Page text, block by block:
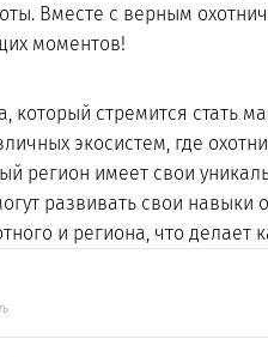
Вместе с верным
моментов!
который стремится стать
экосистем, где
регион имеет свои
развивать свои навыки
и региона, что делает